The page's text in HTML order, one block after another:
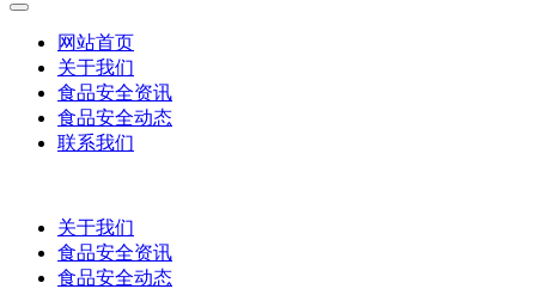
网站首页
关于我们
食品安全资讯
食品安全动态
联系我们
关于我们
食品安全资讯
食品安全动态